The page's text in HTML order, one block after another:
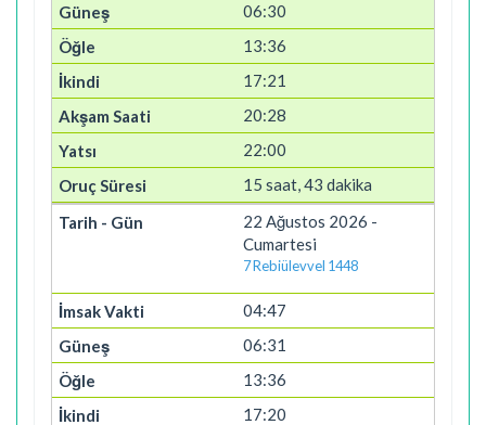
06:30
13:36
17:21
20:28
22:00
15 saat, 43 dakika
22 Ağustos 2026 -
Cumartesi
7 Rebiülevvel 1448
04:47
06:31
13:36
17:20